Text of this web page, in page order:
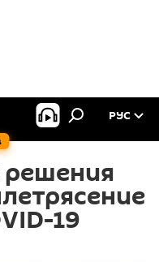
РУС
решения
19